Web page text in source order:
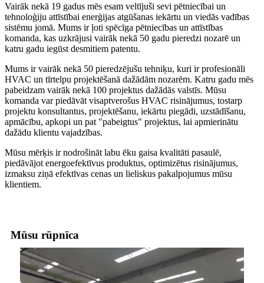
Vairāk nekā 19 gadus mēs esam veltījuši sevi pētniecībai un
tehnoloģiju attīstībai enerģijas atgūšanas iekārtu un viedās vadības
sistēmu jomā. Mums ir ļoti spēcīga pētniecības un attīstības
komanda, kas uzkrājusi vairāk nekā 50 gadu pieredzi nozarē un
katru gadu iegūst desmitiem patentu.
Mums ir vairāk nekā 50 pieredzējušu tehniķu, kuri ir profesionāli
HVAC un tīrtelpu projektēšanā dažādām nozarēm. Katru gadu mēs
pabeidzam vairāk nekā 100 projektus dažādās valstīs. Mūsu
komanda var piedāvāt visaptverošus HVAC risinājumus, tostarp
projektu konsultantus, projektēšanu, iekārtu piegādi, uzstādīšanu,
apmācību, apkopi un pat "pabeigtus" projektus, lai apmierinātu
dažādu klientu vajadzības.
Mūsu mērķis ir nodrošināt labu ēku gaisa kvalitāti pasaulē,
piedāvājot energoefektīvus produktus, optimizētus risinājumus,
izmaksu ziņā efektīvas cenas un lieliskus pakalpojumus mūsu
klientiem.
Mūsu rūpnīca